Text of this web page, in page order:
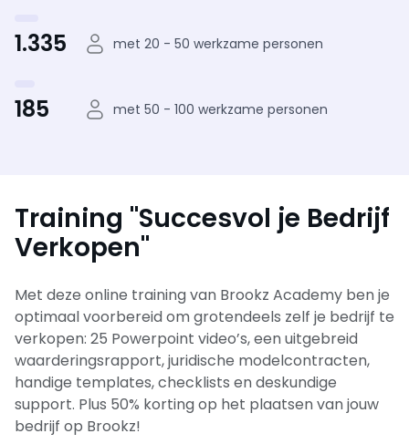
1.335 met 20 - 50 werkzame personen
185 met 50 - 100 werkzame personen
Training "Succesvol je Bedrijf
Verkopen"
Met deze online training van Brookz Academy ben je
optimaal voorbereid om grotendeels zelf je bedrijf te
verkopen: 25 Powerpoint video’s, een uitgebreid
waarderingsrapport, juridische modelcontracten,
handige templates, checklists en deskundige
support. Plus 50% korting op het plaatsen van jouw
bedrijf op Brookz!